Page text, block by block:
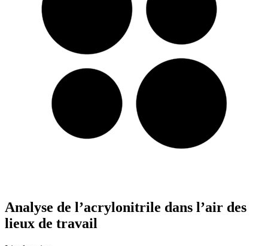
Analyse de l’acrylonitrile dans l’air des
lieux de travail